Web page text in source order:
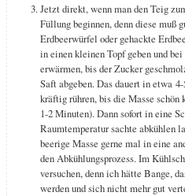
Jetzt direkt, wenn man den Teig
Füllung beginnen, denn diese muß
Erdbeerwürfel oder gehackte
in einen kleinen Topf geben und
erwärmen, bis der Zucker
Saft abgeben. Das dauert in etwa
kräftig rühren, bis die Masse
1-2 Minuten). Dann sofort in eine
Raumtemperatur sachte abkühlen
beerige Masse gerne mal in eine
den Abkühlungsprozess. Im
versuchen, denn ich hätte Bange,
werden und sich nicht mehr gut